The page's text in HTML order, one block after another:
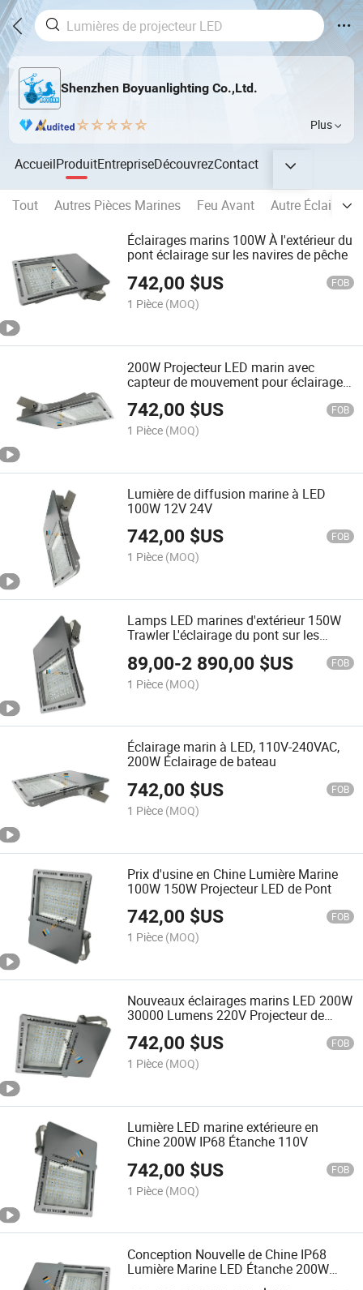
Shenzhen Boyuanlighting Co.,Ltd.
Plus
AccueilProduitEntrepriseDécouvrezContact
Tout Autres Pièces Marines Feu Avant
Autre Éclairage
Éclairages marins 100W À l'extérieur du
pont éclairage sur les navires de pêche
742,00 $US FOB
1 Pièce (MOQ)
200W Projecteur LED marin avec
capteur de mouvement pour éclairage
de sécurité extérieur sur plateforme
pétrolière
742,00 $US FOB
1 Pièce (MOQ)
Lumière de diffusion marine à LED
100W 12V 24V
742,00 $US FOB
1 Pièce (MOQ)
Lamps LED marines d'extérieur 150W
Trawler L'éclairage du pont sur les
89,00-2 890,00 $US FOB
1 Pièce (MOQ)
Éclairage marin à LED, 110V-240VAC,
200W Éclairage de bateau
742,00 $US FOB
1 Pièce (MOQ)
Prix d'usine en Chine Lumière Marine
100W 150W Projecteur LED de Pont
742,00 $US FOB
1 Pièce (MOQ)
Nouveaux éclairages marins LED 200W
30000 Lumens 220V Projecteur de
742,00 $US FOB
1 Pièce (MOQ)
Lumière LED marine extérieure en
Chine 200W IP68 Étanche 110V
742,00 $US FOB
1 Pièce (MOQ)
Conception Nouvelle de Chine IP68
Lumière Marine LED Étanche 200W